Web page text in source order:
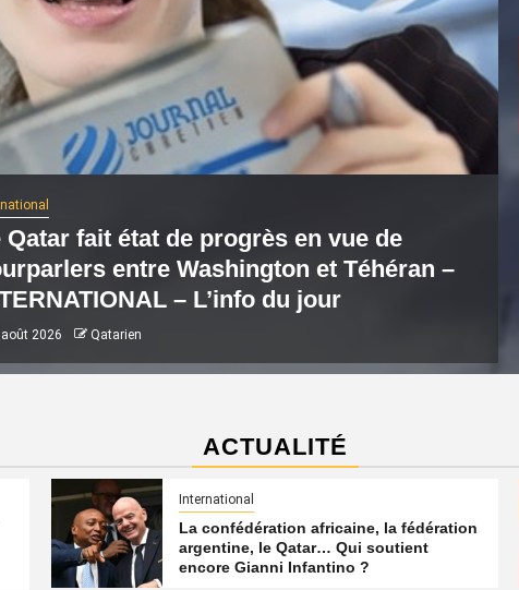
Qatar fait état de progrès en vue de
entre Washington et Téhéran –
– L’info du jour
2026 Qatarien
ACTUALITÉ
International
La confédération africaine, la fédération
argentine, le Qatar… Qui soutient
encore Gianni Infantino ?